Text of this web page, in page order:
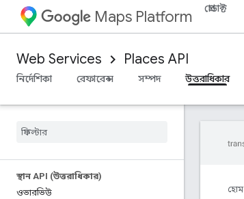
Maps Platform প্রোডাক্ট
Web Services Places API
নির্দেশিকা
রেফারেন্স সম্পদ উত্তরাধিকার
স্থান API (উত্তরাধিকার)
ওভারভিউ
হোম